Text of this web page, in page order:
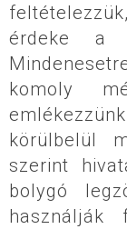
érdeke a
komoly
körülbelül
szerint
bolygó
használják